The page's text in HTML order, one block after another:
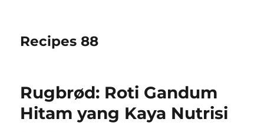
Recipes 88
Rugbrød: Roti Gandum
Hitam yang Kaya Nutrisi